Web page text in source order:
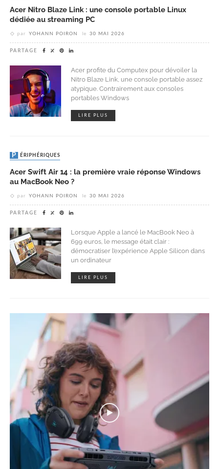
Acer Nitro Blaze Link : une console portable Linux
dédiée au streaming PC
par YOHANN POIRON le 30 MAI 2026
PARTAGE
Acer profite du Computex pour dévoiler la
Nitro Blaze Link, une console portable assez
atypique. Contrairement aux consoles
portables Windows
LIRE PLUS
PÉRIPHÉRIQUES
Acer Swift Air 14 : la première vraie réponse Windows
au MacBook Neo ?
par YOHANN POIRON le 30 MAI 2026
PARTAGE
Lorsque Apple a lancé le MacBook Neo à
699 euros, le message était clair :
démocratiser l’expérience Apple Silicon dans
un ordinateur
LIRE PLUS